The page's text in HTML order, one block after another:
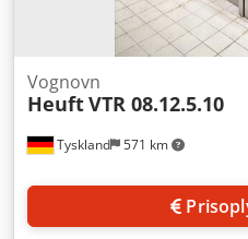
Tyskland 571 km
Vognovn
HeuftVTR 08.12.5.10